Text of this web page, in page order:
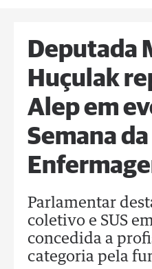
Deputada
Huçulak
Alep em
Semana da
Parlamentar
coletivo e SUS
concedida a
categoria pela